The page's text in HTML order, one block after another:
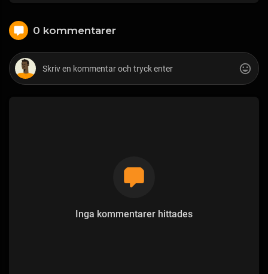
0 kommentarer
Inga kommentarer hittades